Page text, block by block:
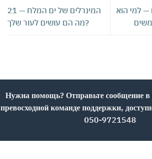
21 המינרלים של ים המלח —
מה הם עושים לעור שלך?
למי הוא
Нужна помощь? Отправьте сообщение
превосходной команде поддержки,
050-9721548